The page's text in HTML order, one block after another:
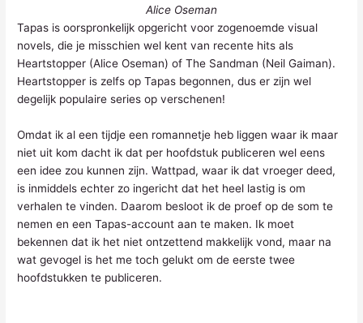
Alice Oseman
Tapas is oorspronkelijk opgericht voor zogenoemde visual
novels, die je misschien wel kent van recente hits als
Heartstopper (Alice Oseman) of The Sandman (Neil Gaiman).
Heartstopper is zelfs op Tapas begonnen, dus er zijn wel
degelijk populaire series op verschenen!
Omdat ik al een tijdje een romannetje heb liggen waar ik maar
niet uit kom dacht ik dat per hoofdstuk publiceren wel eens
een idee zou kunnen zijn. Wattpad, waar ik dat vroeger deed,
is inmiddels echter zo ingericht dat het heel lastig is om
verhalen te vinden. Daarom besloot ik de proef op de som te
nemen en een Tapas-account aan te maken. Ik moet
bekennen dat ik het niet ontzettend makkelijk vond, maar na
wat gevogel is het me toch gelukt om de eerste twee
hoofdstukken te publiceren.